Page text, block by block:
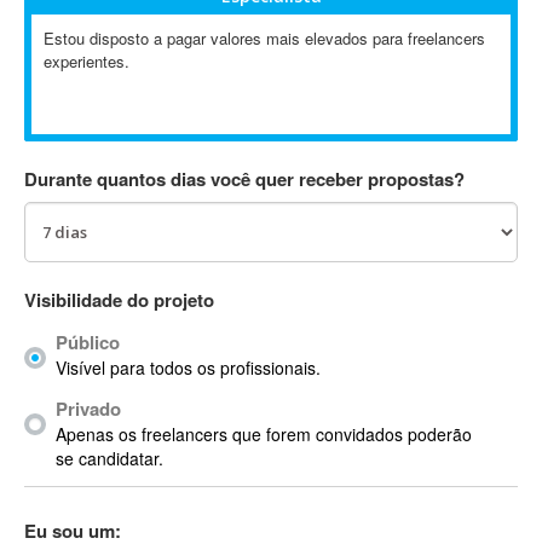
AC Drives
ACDSee
ACPI
Acrobat X
Acronis
ACT
Actian
Actimize
ActionScript
Active Directory
Estou disposto a pagar valores mais elevados para freelancers
experientes.
Durante quantos dias você quer receber propostas?
Visibilidade do projeto
Público
Visível para todos os profissionais.
Privado
Apenas os freelancers que forem convidados poderão
se candidatar.
Eu sou um: